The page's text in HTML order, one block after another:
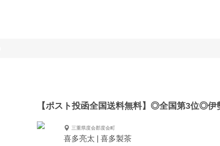
【ポスト投函全国送料無料】◎全国第3位◎伊
三重県度会郡度会町
喜多亮太 | 喜多製茶